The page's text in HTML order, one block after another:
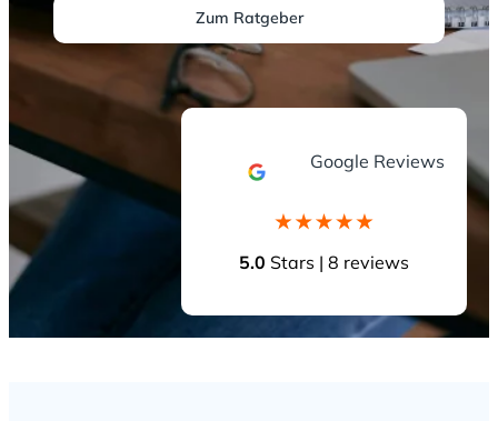
Zum Ratgeber
Google Reviews
5.0 Stars | 8 reviews